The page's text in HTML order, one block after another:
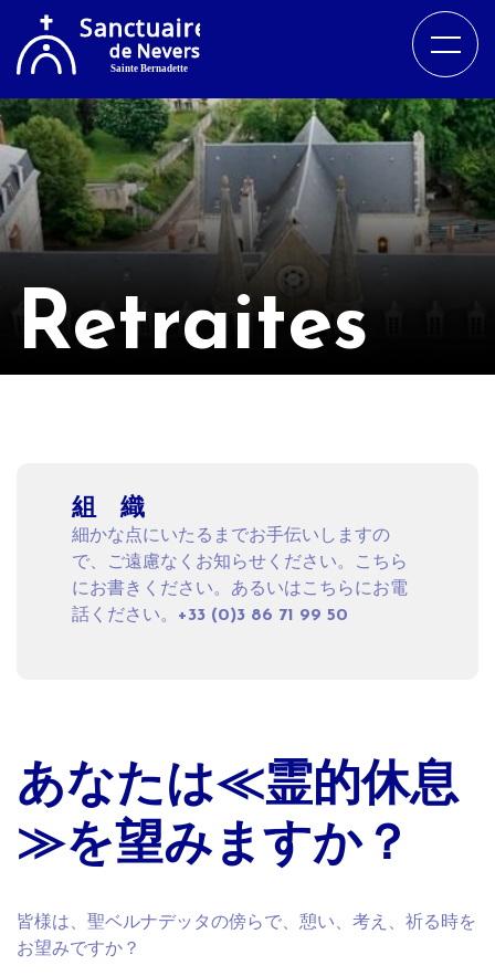
Retraites
あなたは≪霊的休息
≫を望みますか？
皆様は、聖ベルナデッタの傍らで、憩い、考え、祈る時を
お望みですか？
組 織
細かな点にいたるまでお手伝いしますの
で、ご遠慮なくお知らせください。
こちら
にお書きください。あるいはこちらにお電
話ください。 +33 (0)3 86 71 99 50